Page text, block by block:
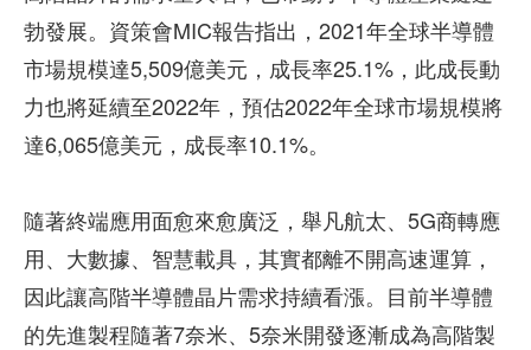
勃發展。資策會MIC報告指出，2021年全球半導體
市場規模達5,509億美元，成長率25.1%，此成長動
力也將延續至2022年，預估2022年全球市場規模將
達6,065億美元，成長率10.1%。
隨著終端應用面愈來愈廣泛，舉凡航太、5G商轉應
用、大數據、智慧載具，其實都離不開高速運算，
因此讓高階半導體晶片需求持續看漲。目前半導體
的先進製程隨著7奈米、5奈米開發逐漸成為高階製